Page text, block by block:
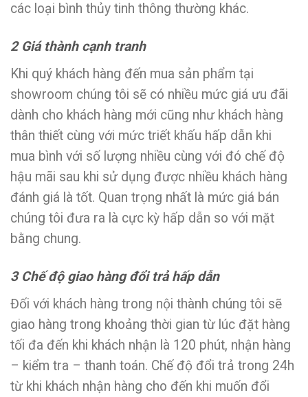
các loại bình thủy tinh thông thường khác.
2 Giá thành cạnh tranh
Khi quý khách hàng đến mua sản phẩm tại
showroom chúng tôi sẽ có nhiều mức giá ưu đãi
dành cho khách hàng mới cũng như khách hàng
thân thiết cùng với mức triết khấu hấp dẫn khi
mua bình với số lượng nhiều cùng với đó chế độ
hậu mãi sau khi sử dụng được nhiều khách hàng
đánh giá là tốt. Quan trọng nhất là mức giá bán
chúng tôi đưa ra là cực kỳ hấp dẫn so với mặt
bằng chung.
3 Chế độ giao hàng đổi trả hấp dẫn
Đối với khách hàng trong nội thành chúng tôi sẽ
giao hàng trong khoảng thời gian từ lúc đặt hàng
tối đa đến khi khách nhận là 120 phút, nhận hàng
– kiểm tra – thanh toán. Chế độ đổi trả trong 24h
từ khi khách nhận hàng cho đến khi muốn đổi